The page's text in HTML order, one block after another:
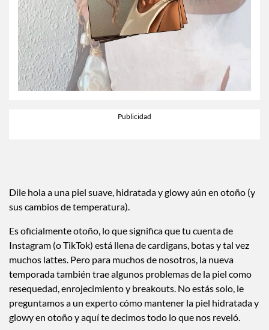
Dile hola a una piel suave, hidratada y glowy aún en otoño (y
sus cambios de temperatura).
Es oficialmente otoño, lo que significa que tu cuenta de
Instagram (o TikTok) está llena de cardigans, botas y tal vez
muchos lattes. Pero para muchos de nosotros, la nueva
temporada también trae algunos problemas de la piel como
resequedad, enrojecimiento y breakouts. No estás solo, le
preguntamos a un experto cómo mantener la piel hidratada y
glowy en otoño y aquí te decimos todo lo que nos reveló.